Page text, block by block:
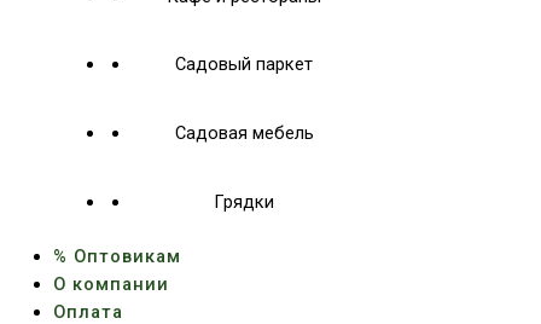
Садовый паркет
Садовая мебель
Грядки
% Оптовикам
О компании
Оплата